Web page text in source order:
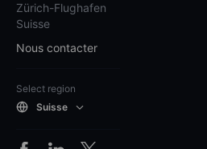
Zürich-Flughafen
Suisse
Nous contacter
Select region
Suisse